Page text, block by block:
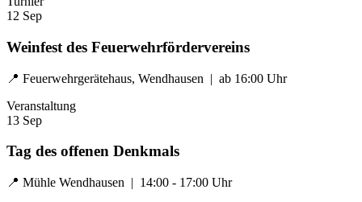
12 Sep
Weinfest des Feuerwehrfördervereins
📍 Feuerwehrgerätehaus, Wendhausen | ab 16:00 Uhr
Veranstaltung
13 Sep
Tag des offenen Denkmals
📍 Mühle Wendhausen | 14:00 - 17:00 Uhr